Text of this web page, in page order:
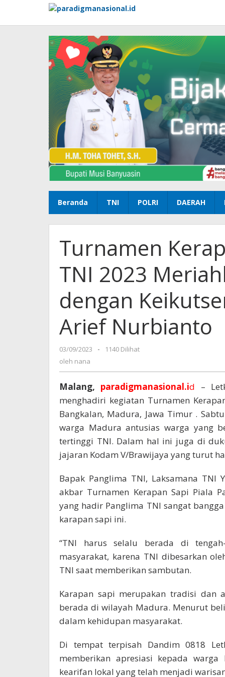
konten
Beranda TNI POLRI DAERAH
Turnamen
TNI 2023
dengan
Arief Nurbianto
03/09/2023
oleh
-
1140 Dilihat
oleh nana
Malang, paradigmanasional.id –
menghadiri kegiatan Turnamen
Bangkalan, Madura, Jawa Timur .
warga Madura antusias warga yang
tertinggi TNI. Dalam hal ini juga di
jajaran Kodam V/Brawijaya yang turut
Bapak Panglima TNI, Laksamana TNI
akbar Turnamen Kerapan Sapi Piala
yang hadir Panglima TNI sangat
karapan sapi ini.
“TNI harus selalu berada di
masyarakat, karena TNI dibesarkan
TNI saat memberikan sambutan.
Karapan sapi merupakan tradisi dan
berada di wilayah Madura. Menurut
dalam kehidupan masyarakat.
Di tempat terpisah Dandim 0818
memberikan apresiasi kepada
kearifan lokal yang telah menjadi